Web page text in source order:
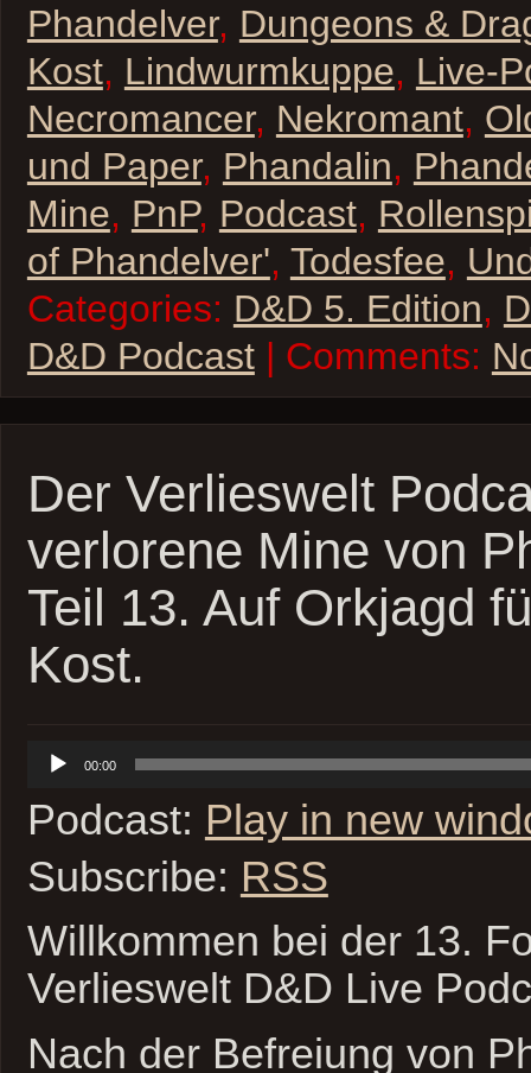
Phandelver, Dungeons &
Kost, Lindwurmkuppe, Live-
Necromancer, Nekromant,
und Paper, Phandalin,
Mine, PnP, Podcast,
of Phandelver', Todesfee,
Categories: D&D 5. Edition,
D&D Podcast| Comments:
Der Verlieswelt
verlorene Mine von
Teil 13. Auf Orkjagd
Kost.
Audio-
Player
00:00
Podcast: Play in new
Subscribe: RSS
Willkommen bei der 13.
Verlieswelt D&D Live
Nach der Befreiung von